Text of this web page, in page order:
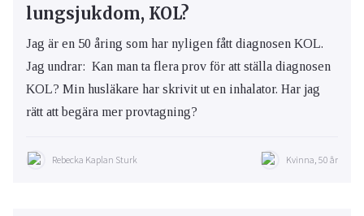
lungsjukdom, KOL?
Jag är en 50 åring som har nyligen fått diagnosen KOL.
Jag undrar: Kan man ta flera prov för att ställa diagnosen
KOL? Min husläkare har skrivit ut en inhalator. Har jag
rätt att begära mer provtagning?
Rebecka Kaplan Sturk Kvinna, 50 år